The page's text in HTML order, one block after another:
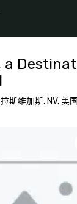
a
斯维加斯, NV, 美